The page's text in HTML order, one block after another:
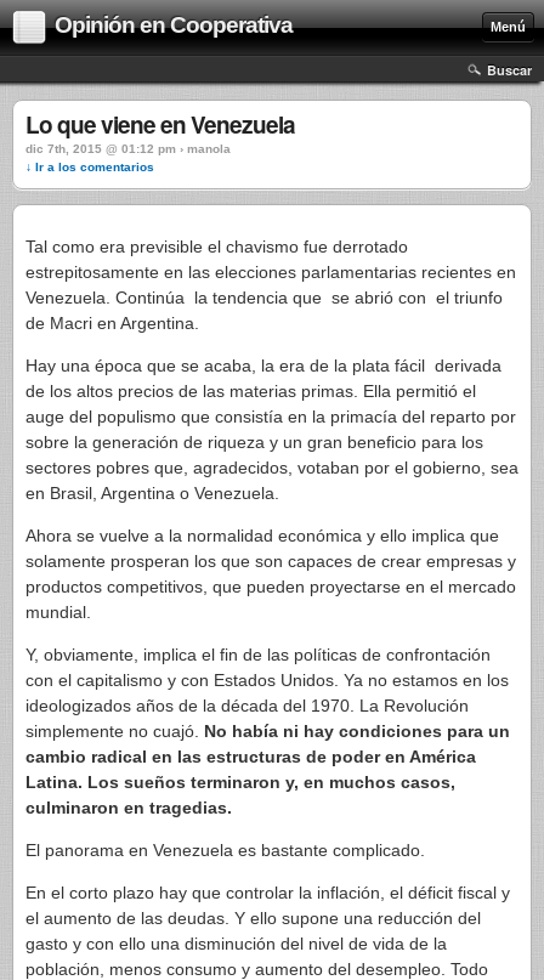
Opinión en Cooperativa Menú
Buscar
Lo que viene en Venezuela
dic 7th, 2015 @ 01:12 pm › manola
↓ Ir a los comentarios
Tal como era previsible el chavismo fue derrotado
estrepitosamente en las elecciones parlamentarias recientes en
Venezuela. Continúa la tendencia que se abrió con el triunfo
de Macri en Argentina.
Hay una época que se acaba, la era de la plata fácil derivada
de los altos precios de las materias primas. Ella permitió el
auge del populismo que consistía en la primacía del reparto por
sobre la generación de riqueza y un gran beneficio para los
sectores pobres que, agradecidos, votaban por el gobierno, sea
en Brasil, Argentina o Venezuela.
Ahora se vuelve a la normalidad económica y ello implica que
solamente prosperan los que son capaces de crear empresas y
productos competitivos, que pueden proyectarse en el mercado
mundial.
Y, obviamente, implica el fin de las políticas de confrontación
con el capitalismo y con Estados Unidos. Ya no estamos en los
ideologizados años de la década del 1970. La Revolución
simplemente no cuajó. No había ni hay condiciones para un
cambio radical en las estructuras de poder en América
Latina. Los sueños terminaron y, en muchos casos,
culminaron en tragedias.
El panorama en Venezuela es bastante complicado.
En el corto plazo hay que controlar la inflación, el déficit fiscal y
el aumento de las deudas. Y ello supone una reducción del
gasto y con ello una disminución del nivel de vida de la
población, menos consumo y aumento del desempleo. Todo